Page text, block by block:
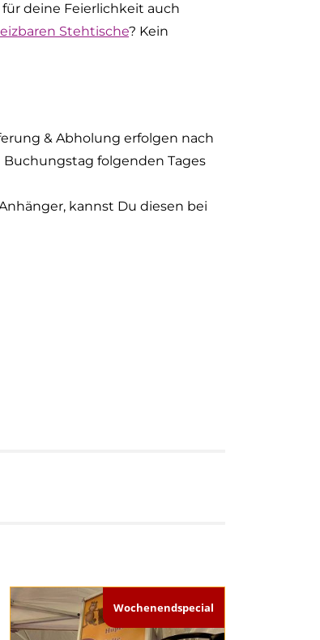
deine Feierlichkeit auch
Stehtische? Kein
& Abholung erfolgen nach
folgenden Tages
kannst Du diesen bei
Wochenendspecial